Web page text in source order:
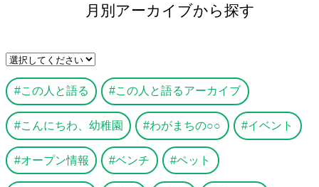
月別アーカイブから探す
この人と語る この人と語るアーカイブ
こんにちわ、幼稚園 わがまちの○○ イベント
オープン情報 ベンチ ペット